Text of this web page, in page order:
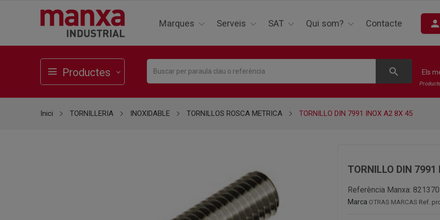
Marques Serveis SAT Qui som? Contacte person
Productes search Els
Inici TORNILLERIA INOXIDABLE TORNILLOS ROSCA METRICA TORNILLO DIN 7991 INOX A2 8X 45
TORNILLO DIN
Referència Manxa: 821370
Marca OTRAS MARCAS Ref.